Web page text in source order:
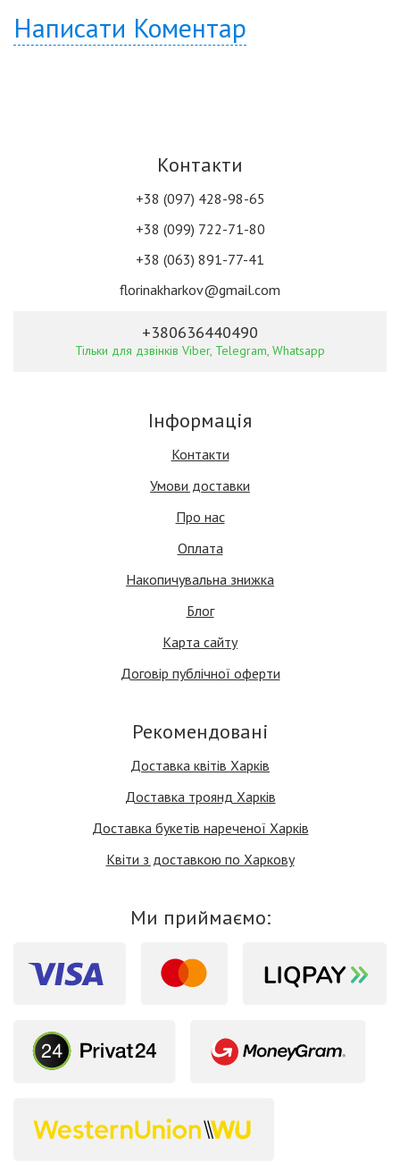
Написати Коментар
Контакти
+38 (097) 428-98-65
+38 (099) 722-71-80
+38 (063) 891-77-41
florinakharkov@gmail.com
+380636440490
Тільки для дзвінків Viber, Telegram, Whatsapp
Інформація
Контакти
Умови доставки
Про нас
Оплата
Накопичувальна знижка
Блог
Карта сайту
Договір публічної оферти
Рекомендовані
Доставка квітів Харків
Доставка троянд Харків
Доставка букетів нареченої Харків
Квіти з доставкою по Харкову
Ми приймаємо: